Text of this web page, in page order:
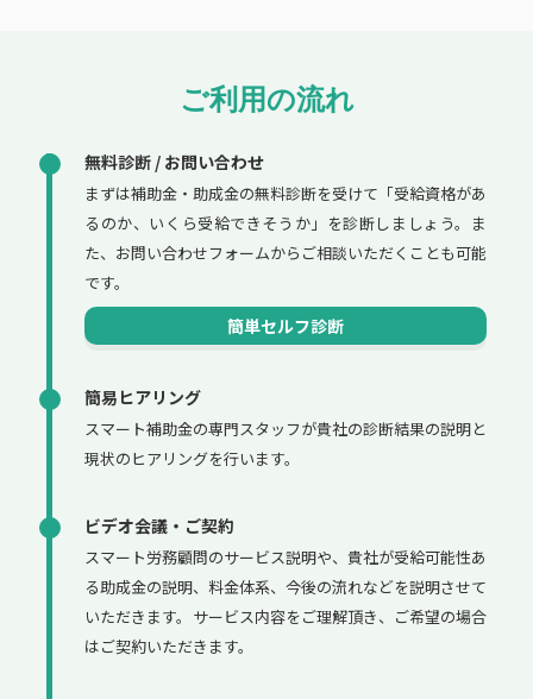
ご利用の流れ
無料診断 / お問い合わせ
まずは補助金・助成金の無料診断を受けて「受給資格があ
るのか、いくら受給できそうか」を診断しましょう。ま
た、お問い合わせフォームからご相談いただくことも可能
です。
簡単セルフ診断
簡易ヒアリング
スマート補助金の専門スタッフが貴社の診断結果の説明と
現状のヒアリングを行います。
ビデオ会議・ご契約
スマート労務顧問のサービス説明や、貴社が受給可能性あ
る助成金の説明、料金体系、今後の流れなどを説明させて
いただきます。サービス内容をご理解頂き、ご希望の場合
はご契約いただきます。